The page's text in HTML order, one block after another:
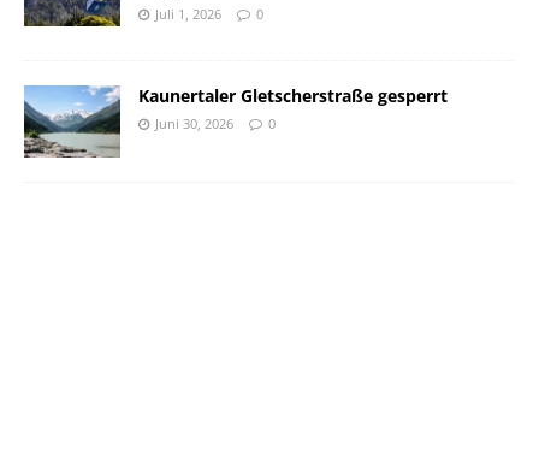
Juli 1, 2026 0
Kaunertaler Gletscherstraße gesperrt
Juni 30, 2026 0